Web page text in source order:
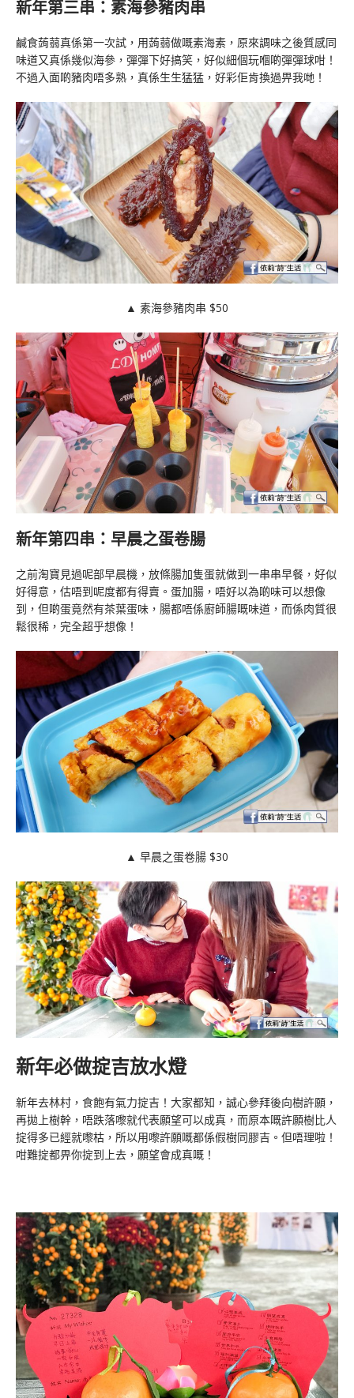
新年第三串：素海參豬肉串
鹹食蒟蒻真係第一次試，用蒟蒻做嘅素海素，原來調味之後質感同
味道又真係幾似海參，彈彈下好搞笑，好似細個玩嗰啲彈彈球咁！
不過入面啲豬肉唔多熟，真係生生猛猛，好彩佢肯換過畀我哋！
▲ 素海參豬肉串 $50
新年第四串：早晨之蛋卷腸
之前淘寶見過呢部早晨機，放條腸加隻蛋就做到一串串早餐，好似
好得意，估唔到呢度都有得賣。蛋加腸，唔好以為啲味可以想像
到，但啲蛋竟然有茶葉蛋味，腸都唔係廚師腸嘅味道，而係肉質很
鬆很稀，完全超乎想像！
▲ 早晨之蛋卷腸 $30
新年必做掟吉放水燈
新年去林村，食飽有氣力掟吉！大家都知，誠心參拜後向樹許願，
再拋上樹幹，唔跌落嚟就代表願望可以成真，而原本嘅許願樹比人
掟得多已經就嚟枯，所以用嚟許願嘅都係假樹同膠吉。但唔理啦！
咁難掟都畀你掟到上去，願望會成真嘅！